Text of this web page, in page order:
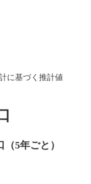
に基づく推計値
5年ごと）